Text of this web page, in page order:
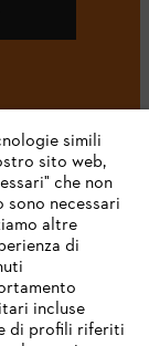
simili
sito web,
che non
sono necessari
altre
di
incluse
di profili riferiti